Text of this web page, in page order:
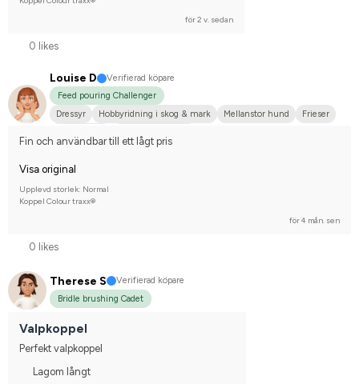
för 2 v. sedan
0 likes
Louise D
Verifierad köpare
Feed pouring Challenger
Dressyr
Hobbyridning i skog & mark Mellanstor hund
Frieser
Fin och användbar till ett lågt pris
Visa original
Upplevd storlek: Normal
Koppel Colour traxx®
för 4 mån. sen
0 likes
Therese S
Verifierad köpare
Bridle brushing Cadet
Valpkoppel
Perfekt valpkoppel
Lagom långt